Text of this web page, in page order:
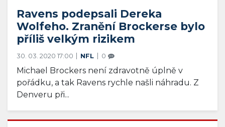
Ravens podepsali Dereka
Wolfeho. Zranění Brockerse bylo
příliš velkým rizikem
30. 03. 2020 17:00 NFL 0
Michael Brockers není zdravotně úplně v
pořádku, a tak Ravens rychle našli náhradu. Z
Denveru při...